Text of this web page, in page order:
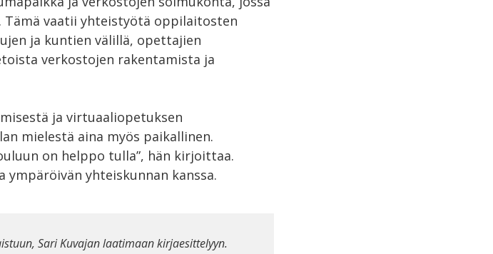
vaatii yhteistyötä oppilaitosten
ja kuntien välillä, opettajien
verkostojen rakentamista ja
ja virtuaaliopetuksen
mielestä aina myös paikallinen.
on helppo tulla”, hän kirjoittaa.
ympäröivän yhteiskunnan kanssa.
Sari Kuvajan laatimaan kirjaesittelyyn.